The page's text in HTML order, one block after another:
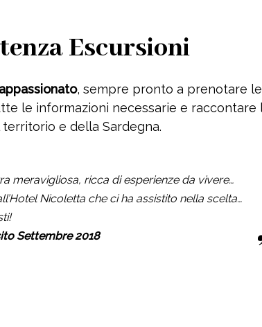
Escursioni
, sempre pronto a prenotare le
le informazioni necessarie e raccontare
e della Sardegna.
meravigliosa, ricca di esperienze da vivere…
Nicoletta che ci ha assistito nella scelta…
Settembre 2018